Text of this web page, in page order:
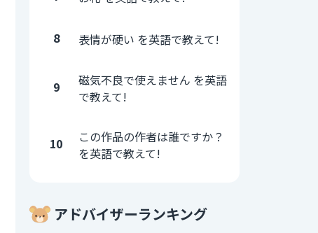
8 表情が硬い を英語で教えて!
9
磁気不良で使えません を英語
で教えて!
10
この作品の作者は誰ですか？
を英語で教えて!
アドバイザーランキング